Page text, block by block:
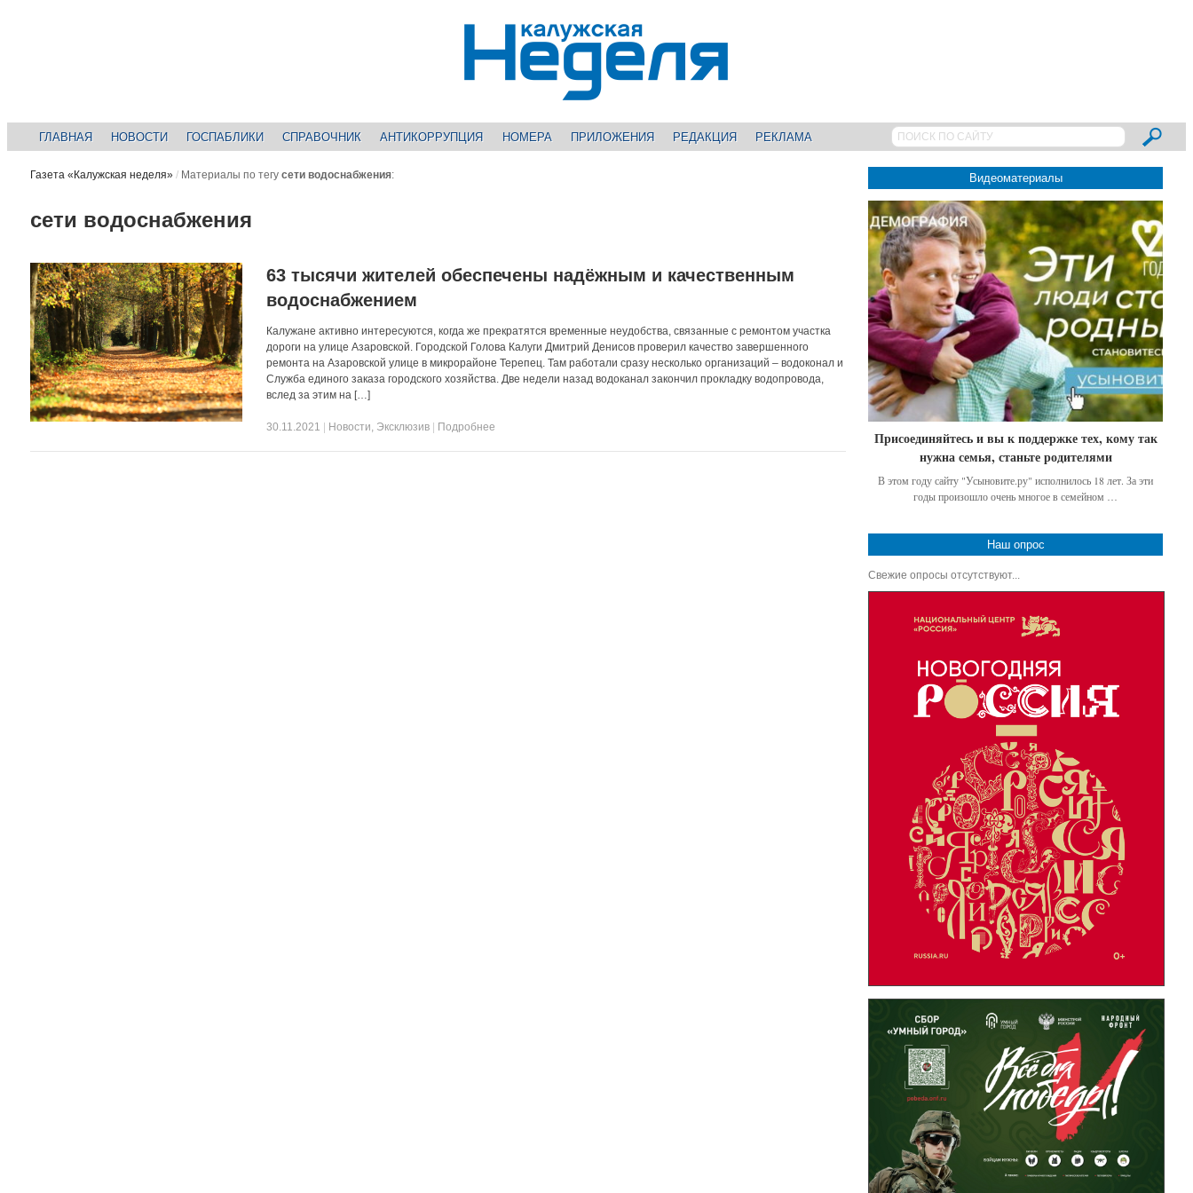
ГЛАВНАЯ НОВОСТИ ГОСПАБЛИКИ СПРАВОЧНИК АНТИКОРРУПЦИЯ НОМЕРА ПРИЛОЖЕНИЯ РЕДАКЦИЯ РЕКЛАМА
Газета «Калужская неделя» / Материалы по тегу сети водоснабжения:
сети водоснабжения
63 тысячи жителей обеспечены надёжным и качественным
водоснабжением
Калужане активно интересуются, когда же прекратятся временные неудобства, связанные с ремонтом участка
дороги на улице Азаровской. Городской Голова Калуги Дмитрий Денисов проверил качество завершенного
ремонта на Азаровской улице в микрорайоне Терепец. Там работали сразу несколько организаций – водоконал и
Служба единого заказа городского хозяйства. Две недели назад водоканал закончил прокладку водопровода,
вслед за этим на […]
30.11.2021 Новости, Эксклюзив Подробнее
Видеоматериалы
Присоединяйтесь и вы к поддержке тех, кому так
нужна семья, станьте родителями
В этом году сайту "Усыновите.ру" исполнилось 18 лет. За эти
годы произошло очень многое в семейном …
Наш опрос
Свежие опросы отсутствуют...